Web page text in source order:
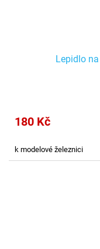
Lepidlo
180 Kč
k modelové železnici